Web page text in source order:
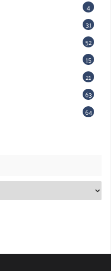
4
31
52
15
21
63
64